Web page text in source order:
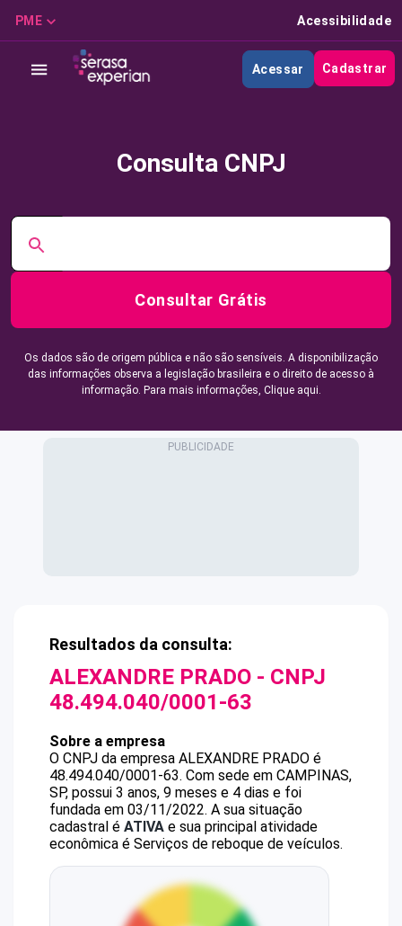
PME Acessibilidade
Acessar Cadastrar
Consulta CNPJ
Consultar Grátis
Os dados são de origem pública e não são sensíveis. A disponibilização
das informações observa a legislação brasileira e o direito de acesso à
informação. Para mais informações, Clique aqui.
Resultados da consulta:
ALEXANDRE PRADO - CNPJ
48.494.040/0001-63
Sobre a empresa
O CNPJ da empresa ALEXANDRE PRADO é
48.494.040/0001-63. Com sede em CAMPINAS,
SP, possui 3 anos, 9 meses e 4 dias e foi
fundada em 03/11/2022. A sua situação
cadastral é ATIVA e sua principal atividade
econômica é Serviços de reboque de veículos.